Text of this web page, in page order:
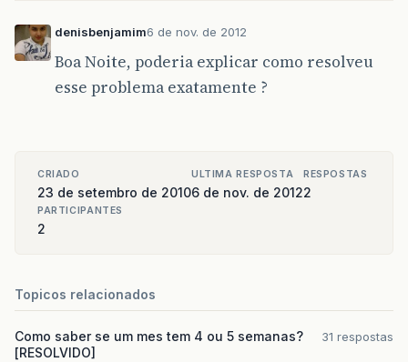
denisbenjamim6 de nov. de 2012
Boa Noite, poderia explicar como resolveu
esse problema exatamente ?
CRIADO
23 de setembro de 2010
ULTIMA RESPOSTA
6 de nov. de 2012
RESPOSTAS
2
PARTICIPANTES
2
Topicos relacionados
Como saber se um mes tem 4 ou 5 semanas?
[RESOLVIDO]
31 respostas